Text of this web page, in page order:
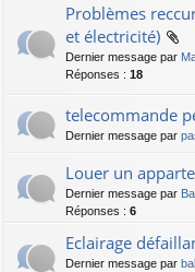
Problèmes
et électricité)
Dernier message par
Réponses : 18
telecommande
Dernier message par
Louer un
Dernier message par
Réponses : 6
Eclairage
Dernier message par